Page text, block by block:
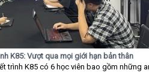
K85: Vượt qua mọi giới hạn bản thân
trình K85 có 6 học viên bao gồm những